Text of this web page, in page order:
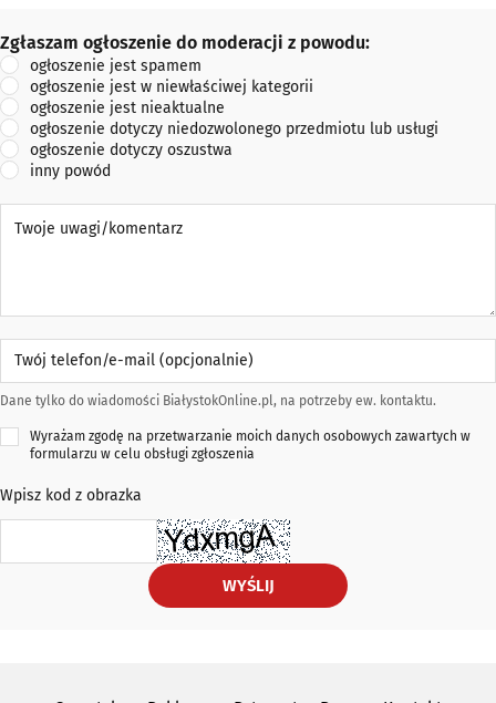
Zgłaszam ogłoszenie do moderacji z powodu:
Zgłaszam ogłoszenie do moderacji z powodu:
ogłoszenie jest spamem
ogłoszenie jest w niewłaściwej kategorii
ogłoszenie jest nieaktualne
ogłoszenie dotyczy niedozwolonego przedmiotu lub usługi
ogłoszenie dotyczy oszustwa
inny powód
Twój telefon/e-mail (opcjonalnie)
Dane tylko do wiadomości BiałystokOnline.pl, na potrzeby ew. kontaktu.
Wyrażam zgodę na przetwarzanie moich danych osobowych zawartych w
formularzu w celu obsługi zgłoszenia
Wpisz kod z obrazka
WYŚLIJ